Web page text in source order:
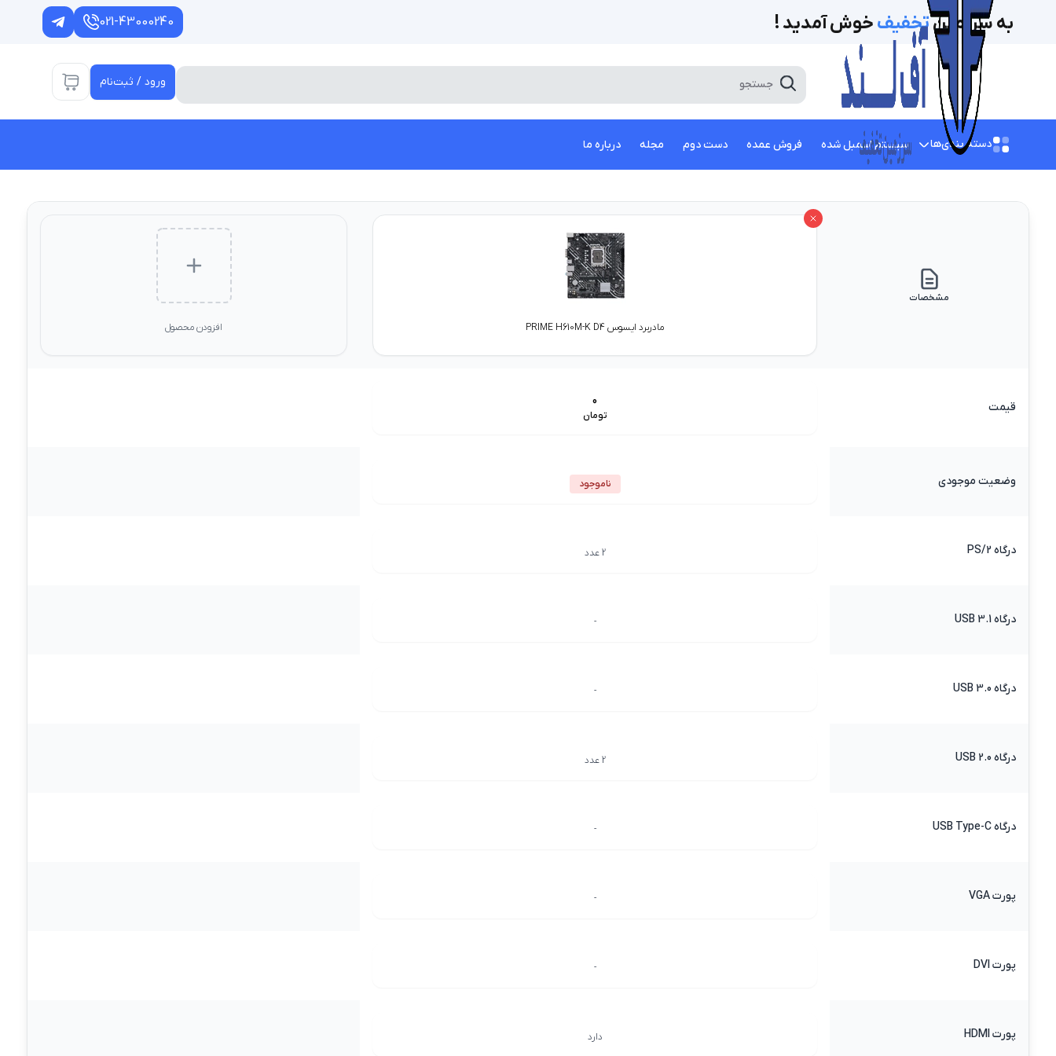
به سرزمینتخفیف‌ خوش آمدید ! 021-43000240
ورود / ثبت‌نام
دسته بندی‌ها سیستم اسمبل شده فروش عمده دست دوم مجله درباره ما
مشخصات
مادربرد ایسوس PRIME H610M-K D4 افزودن محصول
قیمت 0
تومان
وضعیت موجودی ناموجود
درگاه PS/2 2 عدد
درگاه USB 3.1 -
درگاه USB 3.0 -
درگاه USB 2.0 2 عدد
درگاه USB Type-C -
پورت VGA -
پورت DVI -
پورت HDMI دارد